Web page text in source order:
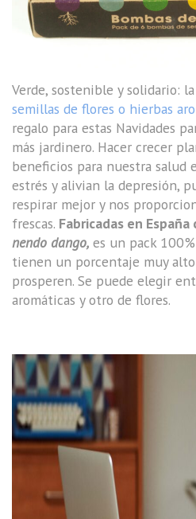
Verde, sostenible y solidario: la
semillas de flores o hierbas
regalo para estas Navidades
más jardinero. Hacer crecer
beneficios para nuestra salud
estrés y alivian la depresión,
respirar mejor y nos
frescas. Fabricadas en
nendo dango, es un pack
tienen un porcentaje muy
prosperen. Se puede elegir
aromáticas y otro de flores.